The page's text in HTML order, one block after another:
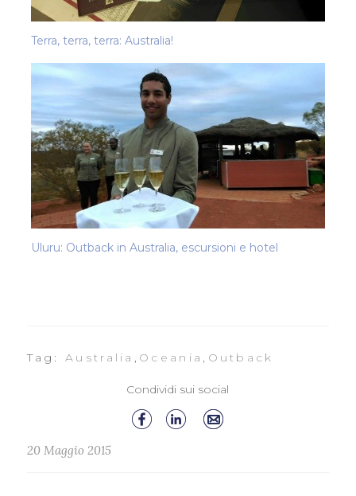
Terra, terra, terra: Australia!
Uluru: Outback in Australia, escursioni e hotel
Tag:Australia , Oceania , Outback
Condividi sui social
20 Maggio 2015